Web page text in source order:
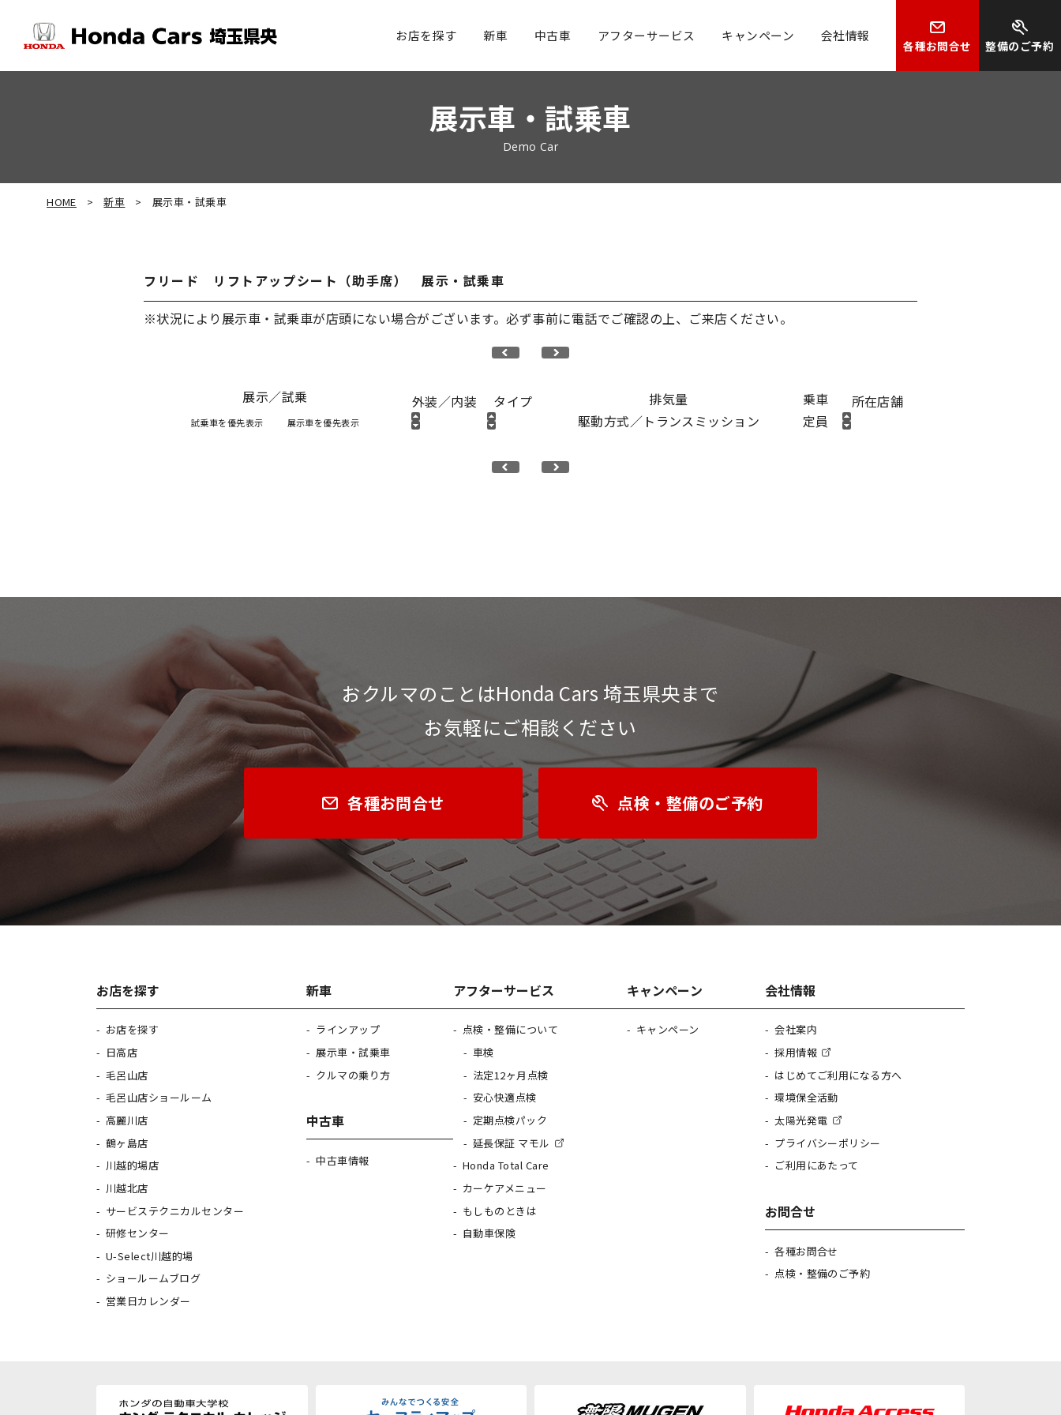
お店を探す 新車 中古車 アフターサービス キャンペーン 会社情報
各種お問合せ 整備のご予約
展示車・試乗車
Demo Car
HOME 新車 展示車・試乗車
フリード リフトアップシート（助手席） 展示・試乗車
※状況により展示車・試乗車が店頭にない場合がございます。必ず事前に電話でご確認の上、ご来店ください。
展示／試乗 外装／内装 タイプ
排気量
駆動方式／トランスミッション
乗車
定員
所在店舗
おクルマのことはHonda Cars 埼玉県央まで
お気軽にご相談ください
各種お問合せ 点検・整備のご予約
お店を探す
お店を探す
日高店
毛呂山店
毛呂山店ショールーム
高麗川店
鶴ヶ島店
川越的場店
川越北店
サービステクニカルセンター
研修センター
U-Select川越的場
ショールームブログ
営業日カレンダー
新車
ラインアップ
展示車・試乗車
クルマの乗り方
中古車
中古車情報
アフターサービス
点検・整備について
車検
法定12ヶ月点検
安心快適点検
定期点検パック
延長保証 マモル
Honda Total Care
カーケアメニュー
もしものときは
自動車保険
キャンペーン
キャンペーン
会社情報
会社案内
採用情報
はじめてご利用になる方へ
環境保全活動
太陽光発電
プライバシーポリシー
ご利用にあたって
お問合せ
各種お問合せ
点検・整備のご予約